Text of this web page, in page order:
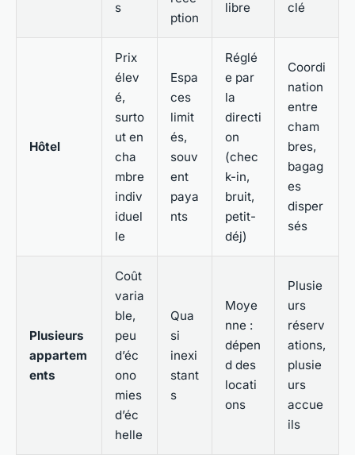
s
ption
libre clé
Hôtel
Prix
élev
é,
surto
ut en
cha
mbre
indiv
iduel
le
Espa
ces
limit
és,
souv
ent
paya
nts
Réglé
e par
la
directi
on
(chec
k-in,
bruit,
petit-
déj)
Coordi
nation
entre
cham
bres,
bagag
es
disper
sés
Plusieurs
appartem
ents
Coût
varia
ble,
peu
d’éc
ono
mies
d’éc
helle
Qua
si
inexi
stant
s
Moye
nne :
dépen
d des
locati
ons
Plusie
urs
réserv
ations,
plusie
urs
accue
ils